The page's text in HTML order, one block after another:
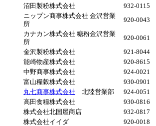
沼田製粉株式会社
932-0115
ニップン商事株式会社 金沢営業
所
920-0043
カナカン株式会社 糖粉金沢営業
所
920-0061
金沢製粉株式会社
921-8044
能崎物産株式会社
920-8615
中野商事株式会社
924-0021
富山糧穀株式会社
930-0901
丸七商事株式会社 北陸営業部
924-0051
高田食糧株式会社
930-0816
株式会社北国屋商店
932-0817
株式会社イイダ
920-0018